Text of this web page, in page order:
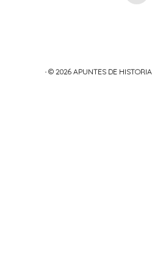
· © 2026 APUNTES DE HISTORIA